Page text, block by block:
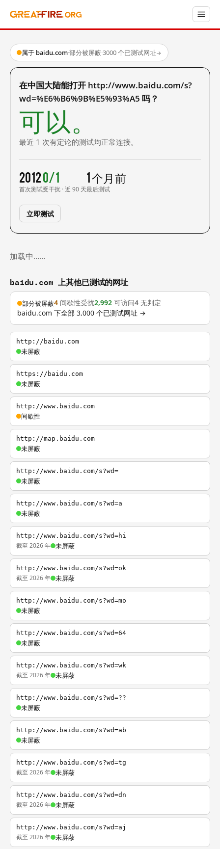
属于 baidu.com·部分被屏蔽·3000 个已测试网址→
在中国大陆能打开 http://www.baidu.com/s?
wd=%E6%B6%9B%E5%93%A5 吗？
可以。
最近 1 次有定论的测试均正常连接。
2012
首次测试
0/1
受干扰 · 近 90 天
1 个月前
最后测试
立即测试
加载中……
baidu.com 上其他已测试的网址
部分被屏蔽4 间歇性受扰2,992 可访问4 无判定
baidu.com 下全部 3,000 个已测试网址 →
http://baidu.com
未屏蔽
https://baidu.com
未屏蔽
http://www.baidu.com
间歇性
http://map.baidu.com
未屏蔽
http://www.baidu.com/s?wd=
未屏蔽
http://www.baidu.com/s?wd=a
未屏蔽
http://www.baidu.com/s?wd=hi
截至 2026 年 未屏蔽
http://www.baidu.com/s?wd=ok
截至 2026 年 未屏蔽
http://www.baidu.com/s?wd=mo
未屏蔽
http://www.baidu.com/s?wd=64
未屏蔽
http://www.baidu.com/s?wd=wk
截至 2026 年 未屏蔽
http://www.baidu.com/s?wd=??
未屏蔽
http://www.baidu.com/s?wd=ab
未屏蔽
http://www.baidu.com/s?wd=tg
截至 2026 年 未屏蔽
http://www.baidu.com/s?wd=dn
截至 2026 年 未屏蔽
http://www.baidu.com/s?wd=aj
截至 2026 年 未屏蔽